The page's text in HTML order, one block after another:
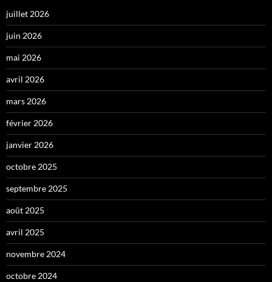
juillet 2026
juin 2026
mai 2026
avril 2026
mars 2026
février 2026
janvier 2026
octobre 2025
septembre 2025
août 2025
avril 2025
novembre 2024
octobre 2024